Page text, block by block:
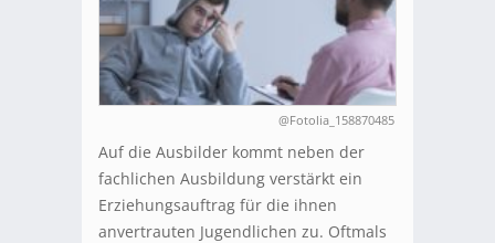
@Fotolia_158870485
Auf die Ausbilder kommt neben der
fachlichen Ausbildung verstärkt ein
Erziehungsauftrag für die ihnen
anvertrauten Jugendlichen zu. Oftmals